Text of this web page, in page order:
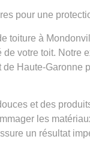
pour une
toiture à
votre toit. Notre
Haute-Garonne
et des
les
un résultat